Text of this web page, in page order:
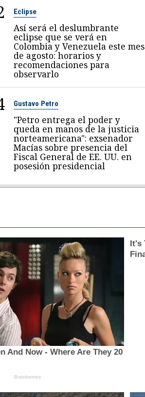
Eclipse
Así será el deslumbrante
eclipse que se verá en
Colombia y Venezuela este mes
de agosto: horarios y
recomendaciones para
observarlo
Gustavo Petro
"Petro entrega el poder y
queda en manos de la justicia
norteamericana": exsenador
Macías sobre presencia del
Fiscal General de EE. UU. en
posesión presidencial